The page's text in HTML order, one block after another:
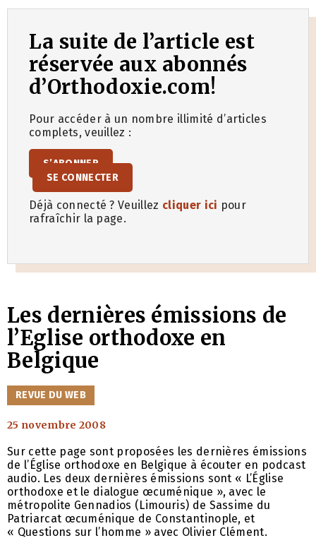
La suite de l’article est
réservée aux abonnés
d’Orthodoxie.com!
Pour accéder à un nombre illimité d’articles
complets, veuillez :
S’ABONNER
SE CONNECTER
Déjà connecté ? Veuillez cliquer ici pour
rafraîchir la page.
Les dernières émissions de
l’Eglise orthodoxe en
Belgique
CATÉGORIES
REVUE DU WEB
25 novembre 2008
Sur cette page sont proposées les dernières émissions
de l’Église orthodoxe en Belgique à écouter en podcast
audio. Les deux dernières émissions sont « L’Église
orthodoxe et le dialogue œcuménique », avec le
métropolite Gennadios (Limouris) de Sassime du
Patriarcat œcuménique de Constantinople, et
« Questions sur l’homme » avec Olivier Clément.